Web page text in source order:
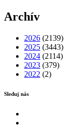
Archív
2026 (2139)
2025 (3443)
2024 (2114)
2023 (379)
2022 (2)
Sleduj nás